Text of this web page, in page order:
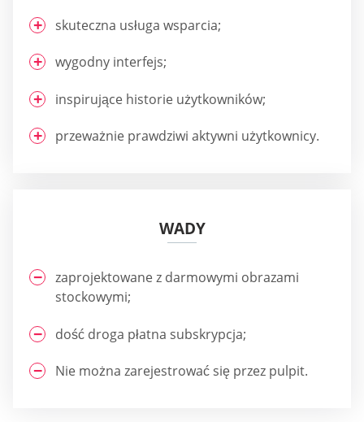
skuteczna usługa wsparcia;
wygodny interfejs;
inspirujące historie użytkowników;
przeważnie prawdziwi aktywni użytkownicy.
WADY
zaprojektowane z darmowymi obrazami
stockowymi;
dość droga płatna subskrypcja;
Nie można zarejestrować się przez pulpit.